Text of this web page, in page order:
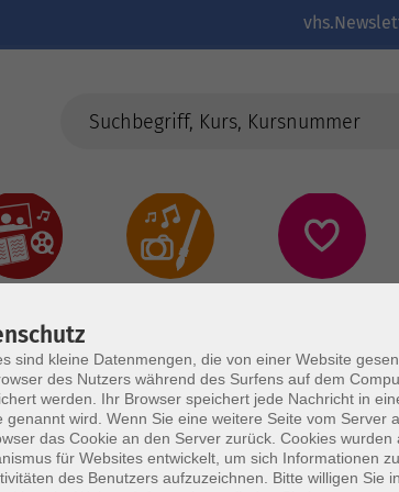
sind kleine Datenmengen, die von einer Website
des Nutzers während des Surfens auf dem
werden. Ihr Browser speichert jede Nachricht in
genannt wird. Wenn Sie eine weitere Seite vom Server
das Cookie an den Server zurück. Cookies wurden
für Websites entwickelt, um sich Informationen
des Benutzers aufzuzeichnen. Bitte willigen Sie